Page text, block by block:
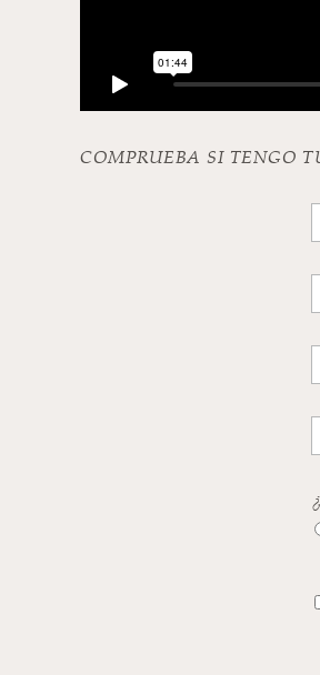
COMPRUEBA SI TENGO